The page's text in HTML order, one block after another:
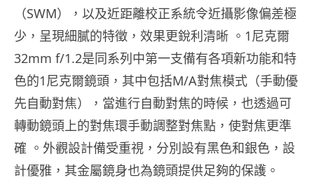
（SWM），以及近距離校正系統令近攝影像偏差極
少，呈現細膩的特徵，效果更銳利清晰 。1尼克爾
32mm f/1.2是同系列中第一支備有各項新功能和特
色的1尼克爾鏡頭，其中包括M/A對焦模式（手動優
先自動對焦），當進行自動對焦的時候，也透過可
轉動鏡頭上的對焦環手動調整對焦點，使對焦更準
確 。外觀設計備受重視，分別設有黑色和銀色，設
計優雅，其金屬鏡身也為鏡頭提供足夠的保護。